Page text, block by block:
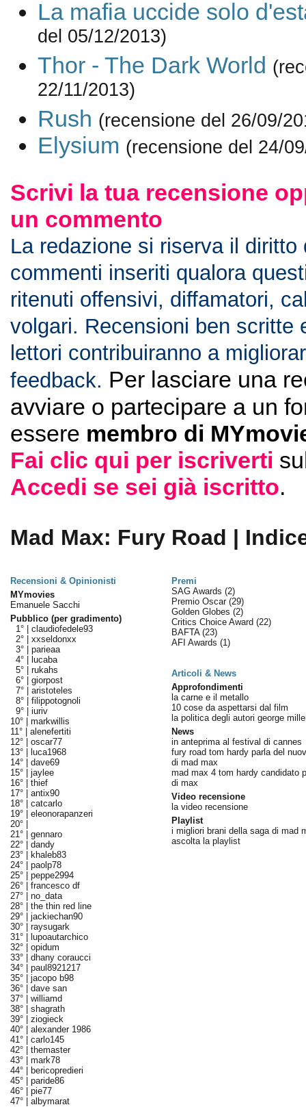
La mafia uccide solo
del 05/12/2013)
Thor - The Dark World
22/11/2013)
Rush (recensione del 26/09/
Elysium (recensione del 24/
Scrivi la tua recensione
un commento
La redazione si riserva il diritto
commenti inseriti qualora
ritenuti offensivi, diffamatori,
volgari. Recensioni ben scritte
lettori contribuiranno a
feedback. Per lasciare una
avviare o partecipare a un
essere membro di
Fai clic qui per iscriverti
Accedi se sei già iscritto.
Mad Max: Fury Road |
Recensioni & Opinionisti
Premi
MYmovies
Emanuele Sacchi
Pubblico (per gradimento)
1° | claudiofedele93
2° | xxseldonxx
3° | parieaa
4° |
lucaba
5° | rukahs
6° | giorpost
7° | aristoteles
8° | filippotognoli
9° | iuriv
10° | markwillis
11° | alenefertiti
12° | oscar77
13° |
luca1968
14° | dave69
15° | jaylee
16° | thief
17° | antix90
18° | catcarlo
19° | eleonorapanzeri
20° |
21° | gennaro
22° | dandy
23° |
khaleb83
24° | paolp78
25° | peppe2994
26° | francesco df
27° | no_data
28° | the thin red line
29° | jackiechan90
30° | raysugark
31° |
lupoautarchico
32° | opidum
33° | dhany coraucci
34° | paul8921217
35° | jacopo b98
36° | dave san
37° | williamd
38° | shagrath
39° | ziogieck
40° | alexander 1986
41° | carlo145
42° | themaster
43° | mark78
44° |
bericopredieri
45° | paride86
46° | pie77
47° | albymarat
SAG Awards (2)
Premio Oscar (29)
Golden Globes (2)
Critics Choice Award (22)
BAFTA (23)
AFI Awards (1)
Articoli & News
Approfondimenti
la carne e il metallo
10 cose da aspettarsi dal film
la politica degli autori george
News
in anteprima al festival di cannes
fury road tom hardy parla del
di mad max
mad max 4 tom hardy candidato
di max
Video recensione
la video recensione
Playlist
i migliori brani della saga di mad
ascolta la playlist